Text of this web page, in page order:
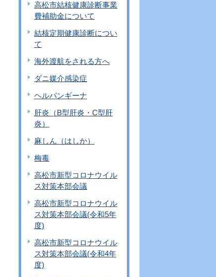
高松市結核健康診断事業
費補助金について
結核定期健康診断につい
て
海外渡航をされる方へ
ダニ媒介感染症
ヘルパンギーナ
肝炎（B型肝炎・C型肝
炎）
麻しん（はしか）
梅毒
高松市新型コロナウイル
ス対策本部会議
高松市新型コロナウイル
ス対策本部会議(令和5年
度)
高松市新型コロナウイル
ス対策本部会議(令和4年
度)